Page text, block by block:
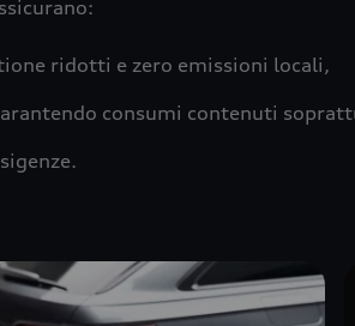
ridotti e zero emissioni locali,
consumi contenuti